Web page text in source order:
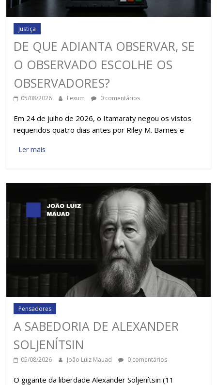
Justiça
DE QUE ADIANTA OBSERVAR, SE
O OBSERVADO ESCOLHE OS
OBSERVADORES?
05/08/2026 Lexum 0 comentários
Em 24 de julho de 2026, o Itamaraty negou os vistos
requeridos quatro dias antes por Riley M. Barnes e
Ler mais
Pensadores
A SABEDORIA DE ALEXANDER
SOLJENÍTSIN
05/08/2026 João Luiz Mauad 0 comentários
O gigante da liberdade Alexander Soljenítsin (11